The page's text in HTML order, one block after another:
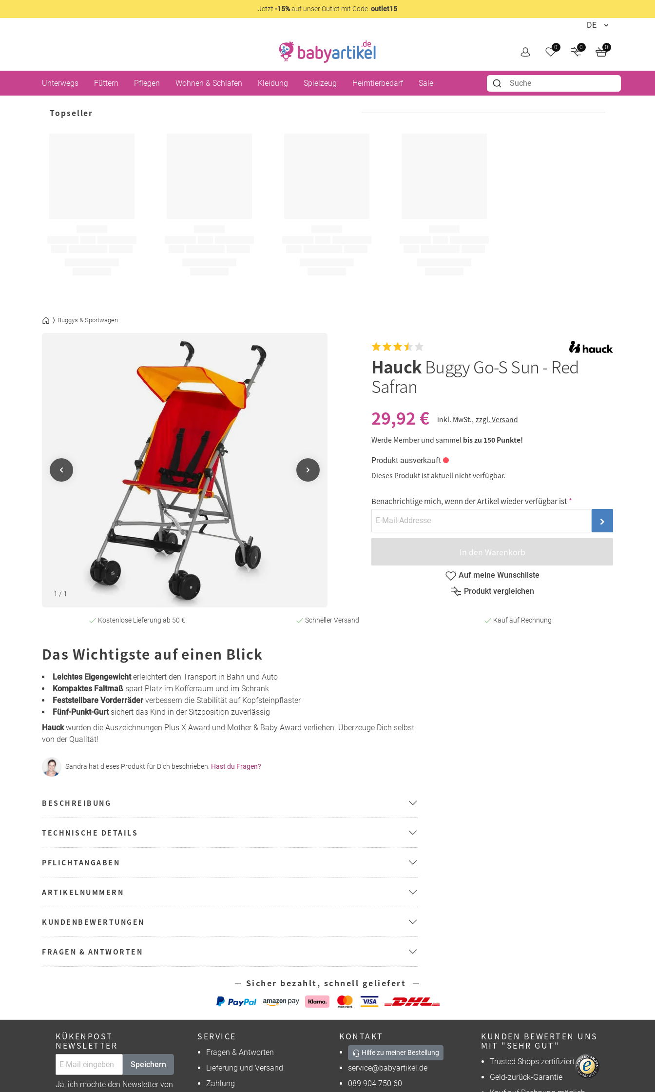
Jetzt -15%auf unser Outlet mit Code: outlet15
0 0 0
Unterwegs Füttern Pflegen Wohnen & Schlafen Kleidung Spielzeug Heimtierbedarf Sale
Topseller
Buggys & Sportwagen
1 / 1
Hauck Buggy Go-S Sun - Red
Safran
29,92 €
inkl. MwSt., zzgl. Versand
Werde Member und sammel bis zu 150 Punkte!
Produkt ausverkauft
Dieses Produkt ist aktuell nicht verfügbar.
Benachrichtige mich, wenn der Artikel wieder verfügbar ist
In den Warenkorb
Auf meine Wunschliste
Produkt vergleichen
Kostenlose Lieferung ab 50 € Schneller Versand Kauf auf Rechnung
Das Wichtigste auf einen Blick
Leichtes Eigengewichterleichtert den Transport in Bahn und Auto
Kompaktes Faltmaß spart Platz im Kofferraum und im Schrank
Feststellbare Vorderräder verbessern die Stabilität auf Kopfsteinpflaster
Fünf-Punkt-Gurtsichert das Kind in der Sitzposition zuverlässig
Hauckwurden die Auszeichnungen Plus X Award und Mother & Baby Award verliehen. Überzeuge Dich selbst
von der Qualität!
Sandra hat dieses Produkt für Dich beschrieben. Hast du Fragen?
BESCHREIBUNG
TECHNISCHE DETAILS
PFLICHTANGABEN
ARTIKELNUMMERN
KUNDENBEWERTUNGEN
FRAGEN & ANTWORTEN
— Sicher bezahlt, schnell geliefert —
KÜKENPOST
NEWSLETTER
Speichern
Ja, ich möchte den Newsletter von
SERVICE
Fragen & Antworten
Lieferung und Versand
Zahlung
KONTAKT
Hilfe zu meiner Bestellung
service@babyartikel.de
089 904 750 60
KUNDEN BEWERTEN UNS
MIT "SEHR GUT"
Trusted Shops zertifiziert
Geld-zurück-Garantie